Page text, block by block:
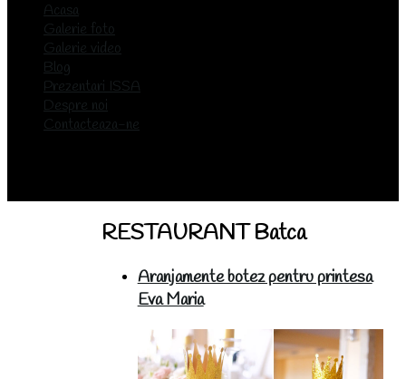
Acasa
Galerie foto
Galerie video
Blog
Prezentari ISSA
Despre noi
Contacteaza-ne
RESTAURANT Batca
Aranjamente botez pentru printesa
Eva Maria